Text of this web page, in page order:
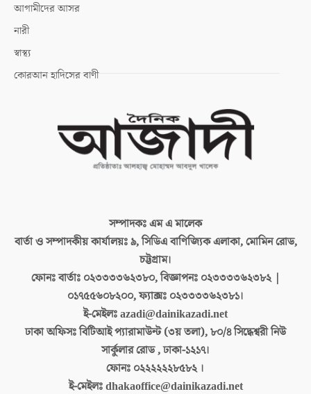
আগামীদের আসর
নারী
স্বাস্থ্য
কোরআন হাদিসের বাণী
সম্পাদকঃএম এ মালেক
বার্তা ও সম্পাদকীয় কার্যালয়ঃ৯, সিডিএ বাণিজ্যিক এলাকা, মোমিন রোড,
চট্টগ্রাম।
ফোনঃ বার্তাঃ ০২৩৩৩৩৬২৩৮০, বিজ্ঞাপনঃ ০২৩৩৩৩৬২৩৮২ |
০১৭৫৫৬০৮২০০, ফ্যাক্সঃ ০২৩৩৩৩৬২৩৮১।
ই-মেইলঃazadi@dainikazadi.net
ঢাকা অফিসঃবিটিআই প্যারামাউন্ট (৩য় তলা), ৮০/৪ সিদ্ধেশ্বরী নিউ
সার্কুলার রোড , ঢাকা-১২১৭।
ফোনঃ ০২২২২২২৮৫৮২ ।
ই-মেইলঃdhakaoffice@dainikazadi.net